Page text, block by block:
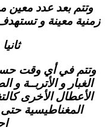
وتتم بعد عدد
زمنية معينة و
وتتم في أي وقت
الغبار و الأتربــة
الأعطال الأخرى
المغناطيسية